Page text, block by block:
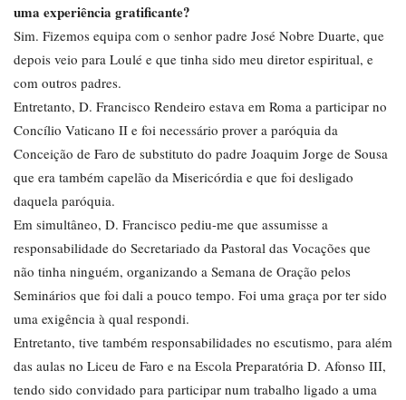
uma experiência gratificante?
Sim. Fizemos equipa com o senhor padre José Nobre Duarte, que
depois veio para Loulé e que tinha sido meu diretor espiritual, e
com outros padres.
Entretanto, D. Francisco Rendeiro estava em Roma a participar no
Concílio Vaticano II e foi necessário prover a paróquia da
Conceição de Faro de substituto do padre Joaquim Jorge de Sousa
que era também capelão da Misericórdia e que foi desligado
daquela paróquia.
Em simultâneo, D. Francisco pediu-me que assumisse a
responsabilidade do Secretariado da Pastoral das Vocações que
não tinha ninguém, organizando a Semana de Oração pelos
Seminários que foi dali a pouco tempo. Foi uma graça por ter sido
uma exigência à qual respondi.
Entretanto, tive também responsabilidades no escutismo, para além
das aulas no Liceu de Faro e na Escola Preparatória D. Afonso III,
tendo sido convidado para participar num trabalho ligado a uma